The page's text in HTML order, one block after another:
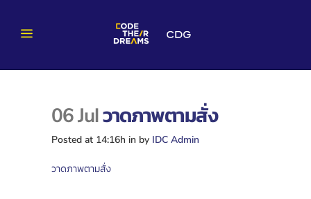
06 Julวาดภาพตามสั่ง
Posted at 14:16h in by IDC Admin
วาดภาพตามสั่ง